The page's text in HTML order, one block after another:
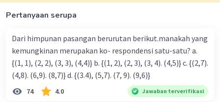
Pertanyaan serupa
Dari himpunan pasangan berurutan berikut.manakah yang
kemungkinan merupakan ko- respondensi satu-satu? a.
{(1, 1), (2, 2), (3, 3), (4,4)} b. {(1, 2), (2, 3), (3, 4). (4,5)} c. {(2,7).
(4,8). (6,9). (8,7)} d. {(3.4), (5,7). (7, 9). (9,6)}
74 4.0 Jawaban terverifikasi